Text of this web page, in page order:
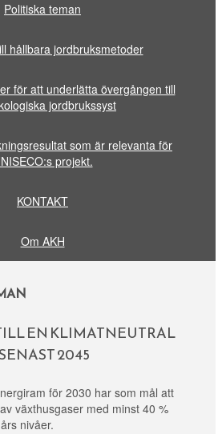
Politiska teman
hållbara jordbruksmetoder
för att underlätta övergången till
jordbrukssyst
som är relevanta för
projekt.
KONTAKT
Om AKH
EN KLIMATNEUTRAL
2045
för 2030 har som mål att
växthusgaser med minst 40 %
nivåer.